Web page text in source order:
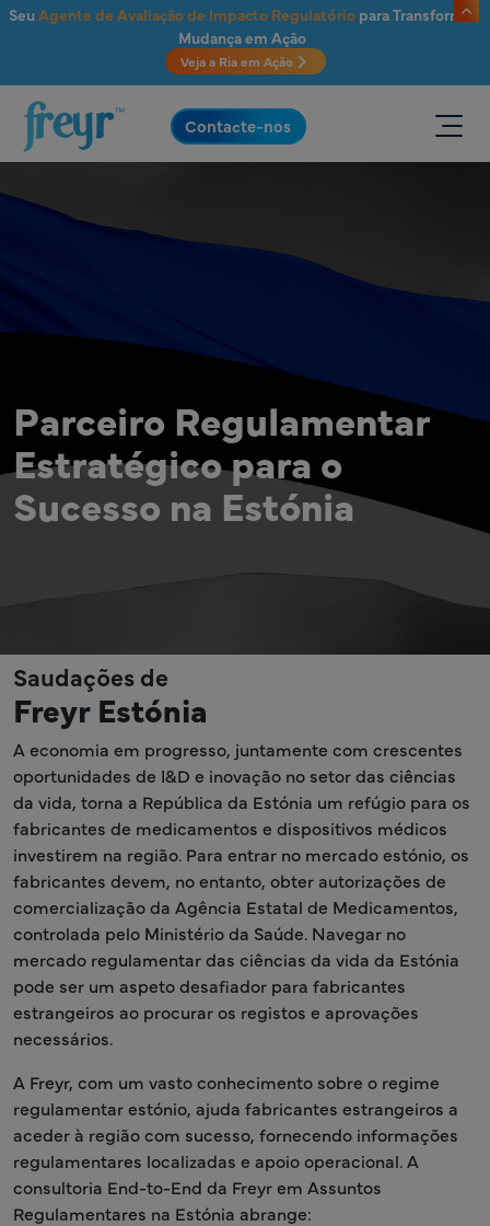
Saltar para o conteúdo principal
Seu Agente de Avaliação de Impacto Regulatóriopara Transformar
Mudança em Ação
Veja a Ria em Ação
.
Contacte-nos
Parceiro Regulamentar
Estratégico para o
Sucesso na Estónia
Saudações de
Freyr Estónia
A economia em progresso, juntamente com crescentes
oportunidades de I&D e inovação no setor das ciências
da vida, torna a República da Estónia um refúgio para os
fabricantes de medicamentos e dispositivos médicos
investirem na região. Para entrar no mercado estónio, os
fabricantes devem, no entanto, obter autorizações de
comercialização da Agência Estatal de Medicamentos,
controlada pelo Ministério da Saúde. Navegar no
mercado regulamentar das ciências da vida da Estónia
pode ser um aspeto desafiador para fabricantes
estrangeiros ao procurar os registos e aprovações
necessários.
A Freyr, com um vasto conhecimento sobre o regime
regulamentar estónio, ajuda fabricantes estrangeiros a
aceder à região com sucesso, fornecendo informações
regulamentares localizadas e apoio operacional. A
consultoria End-to-End da Freyr em Assuntos
Regulamentares na Estónia abrange: